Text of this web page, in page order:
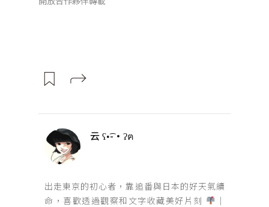
云 ʕ•͡-•ʔฅ
出走東京的初心者，靠追番與日本的好天氣續
命，喜歡透過觀察和文字收藏美好片刻
｜